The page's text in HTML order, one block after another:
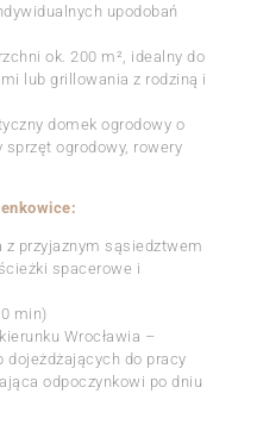
upodobań
ok. 200 m², idealny do
lub grillowania z rodziną i
domek ogrodowy o
ogrodowy, rowery
z przyjaznym sąsiedztwem
spacerowe i
min)
Wrocławia –
dojeżdżających do pracy
odpoczynkowi po dniu